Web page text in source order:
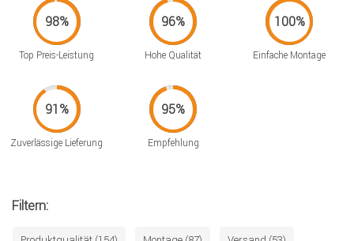
Top Preis-Leistung Hohe Qualität Einfache Montage
Zuverlässige Lieferung Empfehlung
Filtern: